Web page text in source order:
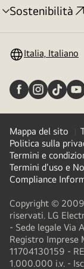
Sostenibilità
Attivazione
Italia, Italiano
Mappa del sito
Politica sulla
Termini e
Termini d'uso e
Compliance
Copyright ©
riservati. LG
- Sede legale Via
Registro Imprese
11704130159 -
1.000.000 i.v. -